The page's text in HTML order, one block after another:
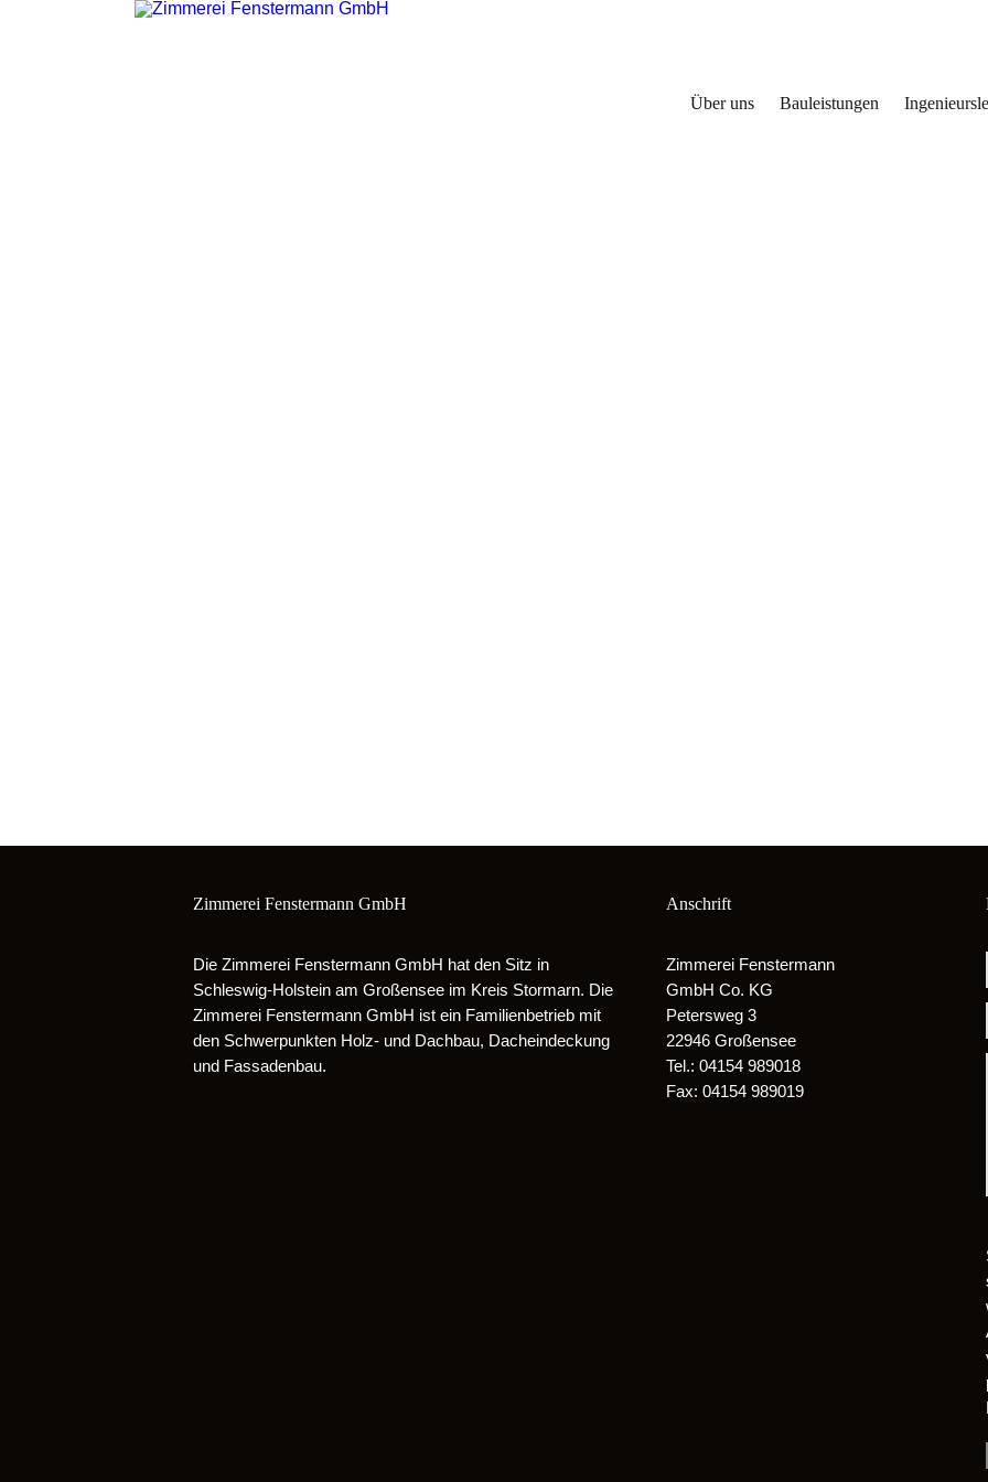
Über uns Bauleistungen
Zimmerei Fenstermann GmbH
Die Zimmerei Fenstermann GmbH hat den Sitz in
Schleswig-Holstein am Großensee im Kreis Stormarn. Die
Zimmerei Fenstermann GmbH ist ein Familienbetrieb mit
den Schwerpunkten Holz- und Dachbau, Dacheindeckung
und Fassadenbau.
Anschrift
Zimmerei Fenstermann
GmbH Co. KG
Petersweg 3
22946 Großensee
Tel.: 04154 989018
Fax: 04154 989019